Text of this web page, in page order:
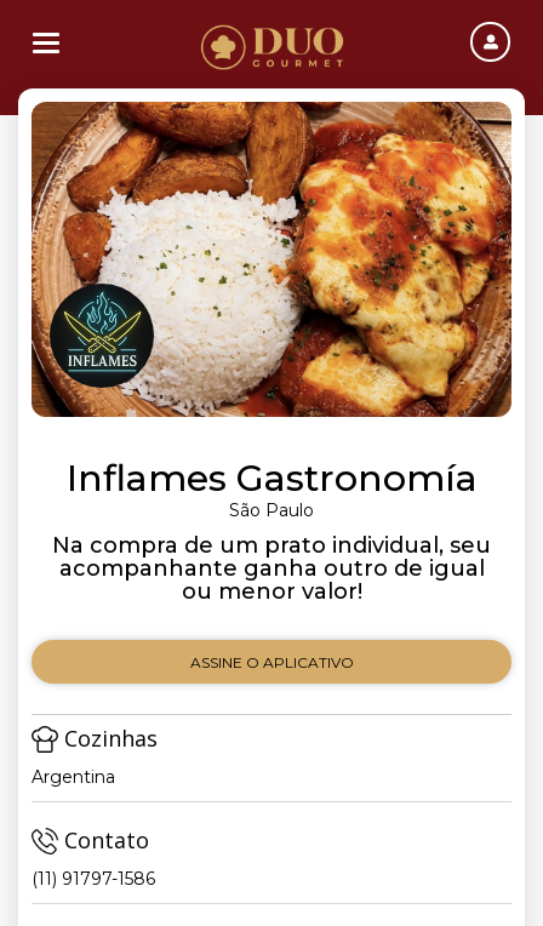
Toggle navigation
Inflames Gastronomía
São Paulo
Na compra de um prato individual, seu
acompanhante ganha outro de igual
ou menor valor!
ASSINE O APLICATIVO
Cozinhas
Argentina
Contato
(11) 91797-1586